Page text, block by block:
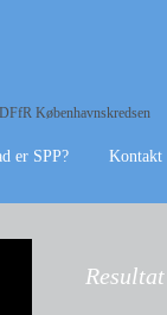
Københavnskredsen
er SPP? Kontakt